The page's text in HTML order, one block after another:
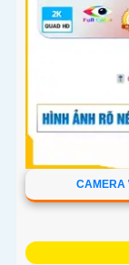
CAMERA